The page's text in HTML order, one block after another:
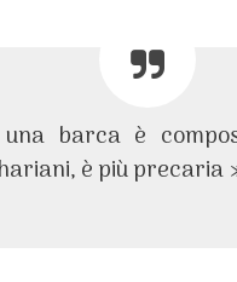
barca è
è più precaria